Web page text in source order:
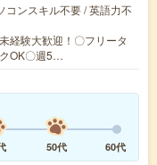
コンスキル不要 / 英語力不
経験大歓迎！〇フリータ
OK〇週5…
50代 60代